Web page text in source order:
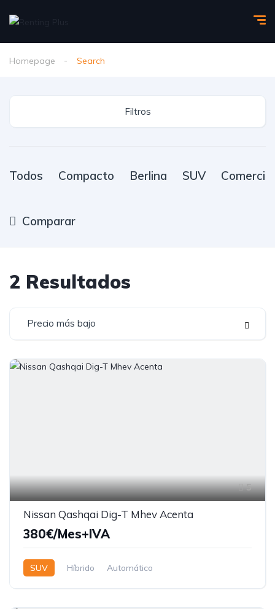
Homepage Search
Filtros
Todos Compacto Berlina SUV Comercial
Comparar
2 Resultados
Precio más bajo
5
Nissan Qashqai Dig-T Mhev Acenta
380€/Mes+IVA
SUV Híbrido Automático